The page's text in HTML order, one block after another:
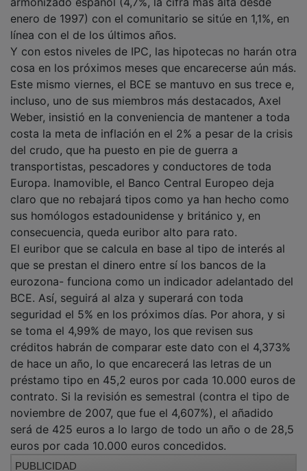
enero de 1997) con el comunitario se sitúe en 1,1%, en
línea con el de los últimos años.
Y con estos niveles de IPC, las hipotecas no harán otra
cosa en los próximos meses que encarecerse aún más.
Este mismo viernes, el BCE se mantuvo en sus trece e,
incluso, uno de sus miembros más destacados, Axel
Weber, insistió en la conveniencia de mantener a toda
costa la meta de inflación en el 2% a pesar de la crisis
del crudo, que ha puesto en pie de guerra a
transportistas, pescadores y conductores de toda
Europa. Inamovible, el Banco Central Europeo deja
claro que no rebajará tipos como ya han hecho como
sus homólogos estadounidense y británico y, en
consecuencia, queda euribor alto para rato.
El euribor que se calcula en base al tipo de interés al
que se prestan el dinero entre sí los bancos de la
eurozona- funciona como un indicador adelantado del
BCE. Así, seguirá al alza y superará con toda
seguridad el 5% en los próximos días. Por ahora, y si
se toma el 4,99% de mayo, los que revisen sus
créditos habrán de comparar este dato con el 4,373%
de hace un año, lo que encarecerá las letras de un
préstamo tipo en 45,2 euros por cada 10.000 euros de
contrato. Si la revisión es semestral (contra el tipo de
noviembre de 2007, que fue el 4,607%), el añadido
será de 425 euros a lo largo de todo un año o de 28,5
euros por cada 10.000 euros concedidos.
PUBLICIDAD